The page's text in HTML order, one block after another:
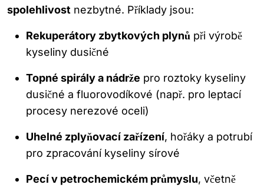
spolehlivost nezbytné. Příklady jsou:
Rekuperátory zbytkových plynů při výrobě
kyseliny dusičné
Topné spirály a nádrže pro roztoky kyseliny
dusičné a fluorovodíkové (např. pro leptací
procesy nerezové oceli)
Uhelné zplyňovací zařízení, hořáky a potrubí
pro zpracování kyseliny sírové
Pecí v petrochemickém průmyslu, včetně